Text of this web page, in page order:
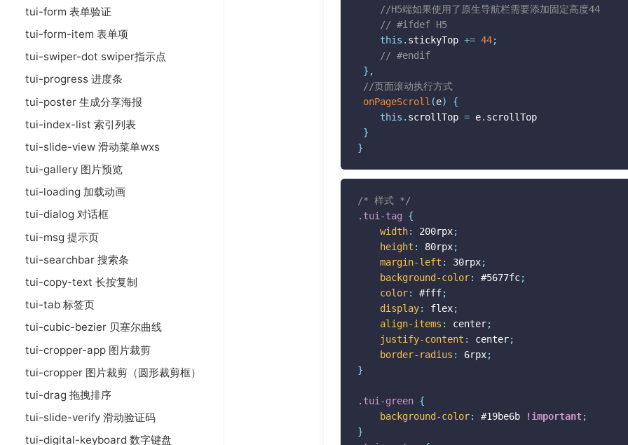
tui-form 表单验证
tui-form-item 表单项
tui-swiper-dot swiper指示点
tui-progress 进度条
tui-poster 生成分享海报
tui-index-list 索引列表
tui-slide-view 滑动菜单wxs
tui-gallery 图片预览
tui-loading 加载动画
tui-dialog 对话框
tui-msg 提示页
tui-searchbar 搜索条
tui-copy-text 长按复制
tui-tab 标签页
tui-cubic-bezier 贝塞尔曲线
tui-cropper-app 图片裁剪
tui-cropper 图片裁剪（圆形裁剪框）
tui-drag 拖拽排序
tui-slide-verify 滑动验证码
tui-digital-keyboard 数字键盘
//H5端如果使用了原生导航栏需要添加固定高度44
// #ifdef H5
this . stickyTop += 44;
// #endif
} ,
//页面滚动执行方式
onPageScroll (e)
{
this . scrollTop = e. scrollTop
}
}
/* 样式 */
.tui-tag
{
width: 200rpx;
height : 80rpx;
margin-left : 30rpx;
background-color: #5677fc;
color: #fff;
display: flex;
align-items : center;
justify-content : center;
border-radius : 6rpx;
}
.tui-green {
background-color: #19be6b !important;
}